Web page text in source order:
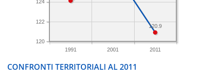
1991 2001 2011
120
122
124
120.9
CONFRONTI TERRITORIALI AL 2011